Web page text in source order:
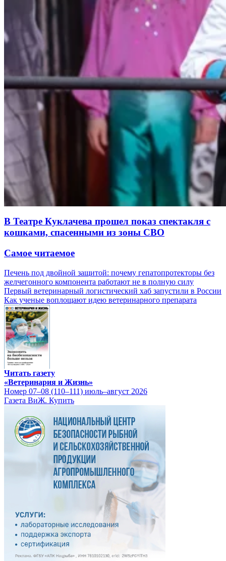
В Театре Куклачева прошел показ спектакля с
кошками, спасенными из зоны СВО
Самое читаемое
Печень под двойной защитой: почему гепатопротекторы без
желчегонного компонента работают не в полную силу
Первый ветеринарный логистический хаб запустили в России
Как ученые воплощают идею ветеринарного препарата
Читать газету
«Ветеринария и Жизнь»
Номер 07–08 (110–111) июль–август 2026
Газета ВиЖ. Купить